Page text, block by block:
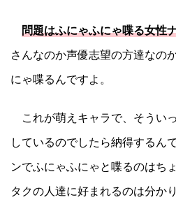
問題はふにゃふにゃ喋る女性
さんなのか声優志望の方達なの
にゃ喋るんですよ。
これが萌えキャラで、そうい
しているのでしたら納得するん
ンでふにゃふにゃと喋るのはち
タクの人達に好まれるのは分か